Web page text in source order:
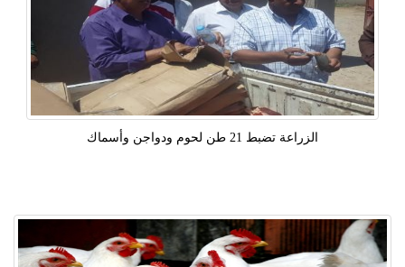
الزراعة تضبط 21 طن لحوم ودواجن وأسماك